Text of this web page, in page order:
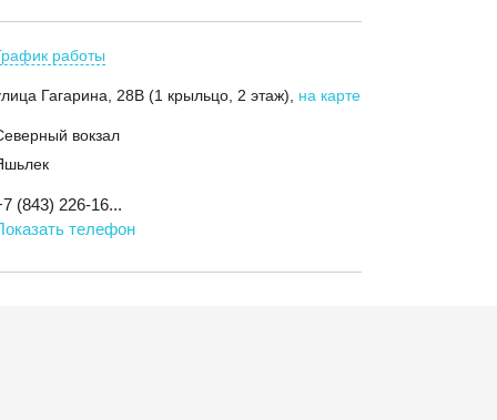
работы
Гагарина, 28В (1 крыльцо, 2 этаж) на карте
вокзал
(843) 226-16...
телефон